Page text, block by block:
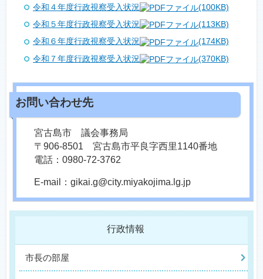
令和４年度行政視察受入状況
(100KB)
令和５年度行政視察受入状況
(113KB)
令和６年度行政視察受入状況
(174KB)
令和７年度行政視察受入状況
(370KB)
宮古島市 議会事務局
〒906-8501 宮古島市平良字西里1140番地
電話：0980-72-3762
E-mail：gikai.g@city.miyakojima.lg.jp
行政情報
市長の部屋